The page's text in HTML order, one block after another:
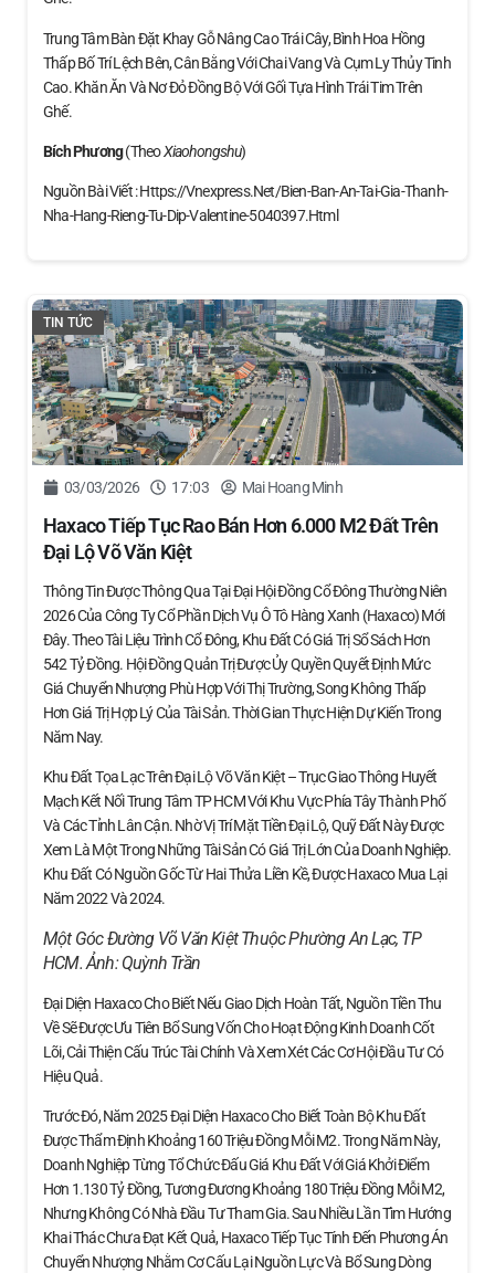
Trung Tâm Bàn Đặt Khay Gỗ Nâng Cao Trái Cây, Bình Hoa Hồng
Thấp Bố Trí Lệch Bên, Cân Bằng Với Chai Vang Và Cụm Ly Thủy Tinh
Cao. Khăn Ăn Và Nơ Đỏ Đồng Bộ Với Gối Tựa Hình Trái Tim Trên
Ghế.
Bích Phương(theoXiaohongshu)
Nguồn Bài Viết : Https://vnexpress.net/bien-Ban-An-Tai-Gia-Thanh-
Nha-Hang-Rieng-Tu-Dip-Valentine-5040397.html
TIN TỨC
03/03/2026 17:03 Mai Hoang Minh
Haxaco Tiếp Tục Rao Bán Hơn 6.000 M2 Đất Trên
Đại Lộ Võ Văn Kiệt
Thông Tin Được Thông Qua Tại Đại Hội Đồng Cổ Đông Thường Niên
2026 Của Công Ty Cổ Phần Dịch Vụ Ô Tô Hàng Xanh (Haxaco) Mới
Đây. Theo Tài Liệu Trình Cổ Đông, Khu Đất Có Giá Trị Sổ Sách Hơn
542 Tỷ Đồng. Hội Đồng Quản Trị Được Ủy Quyền Quyết Định Mức
Giá Chuyển Nhượng Phù Hợp Với Thị Trường, Song Không Thấp
Hơn Giá Trị Hợp Lý Của Tài Sản. Thời Gian Thực Hiện Dự Kiến Trong
Năm Nay.
Khu Đất Tọa Lạc Trên Đại Lộ Võ Văn Kiệt – Trục Giao Thông Huyết
Mạch Kết Nối Trung Tâm TP HCM Với Khu Vực Phía Tây Thành Phố
Và Các Tỉnh Lân Cận. Nhờ Vị Trí Mặt Tiền Đại Lộ, Quỹ Đất Này Được
Xem Là Một Trong Những Tài Sản Có Giá Trị Lớn Của Doanh Nghiệp.
Khu Đất Có Nguồn Gốc Từ Hai Thửa Liền Kề, Được Haxaco Mua Lại
Năm 2022 Và 2024.
Một Góc Đường Võ Văn Kiệt Thuộc Phường An Lạc, TP
HCM. Ảnh:Quỳnh Trần
Đại Diện Haxaco Cho Biết Nếu Giao Dịch Hoàn Tất, Nguồn Tiền Thu
Về Sẽ Được Ưu Tiên Bổ Sung Vốn Cho Hoạt Động Kinh Doanh Cốt
Lõi, Cải Thiện Cấu Trúc Tài Chính Và Xem Xét Các Cơ Hội Đầu Tư Có
Hiệu Quả.
Trước Đó, Năm 2025 Đại Diện Haxaco Cho Biết Toàn Bộ Khu Đất
Được Thẩm Định Khoảng 160 Triệu Đồng Mỗi M2. Trong Năm Này,
Doanh Nghiệp Từng Tổ Chức Đấu Giá Khu Đất Với Giá Khởi Điểm
Hơn 1.130 Tỷ Đồng, Tương Đương Khoảng 180 Triệu Đồng Mỗi M2,
Nhưng Không Có Nhà Đầu Tư Tham Gia. Sau Nhiều Lần Tìm Hướng
Khai Thác Chưa Đạt Kết Quả, Haxaco Tiếp Tục Tính Đến Phương Án
Chuyển Nhượng Nhằm Cơ Cấu Lại Nguồn Lực Và Bổ Sung Dòng